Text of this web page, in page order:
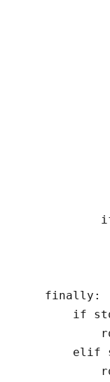
    finally:
if
elif